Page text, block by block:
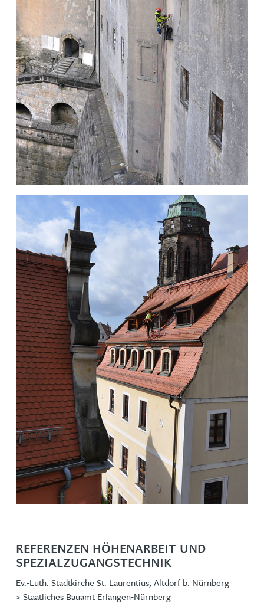
REFERENZEN HÖHENARBEIT UND
SPEZIALZUGANGSTECHNIK
Ev.-Luth. Stadtkirche St. Laurentius, Altdorf b. Nürnberg
> Staatliches Bauamt Erlangen-Nürnberg